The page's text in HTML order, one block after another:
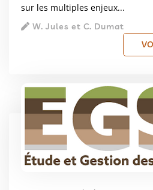
sur les multiples enjeux...
W. Jules et C. Dumat